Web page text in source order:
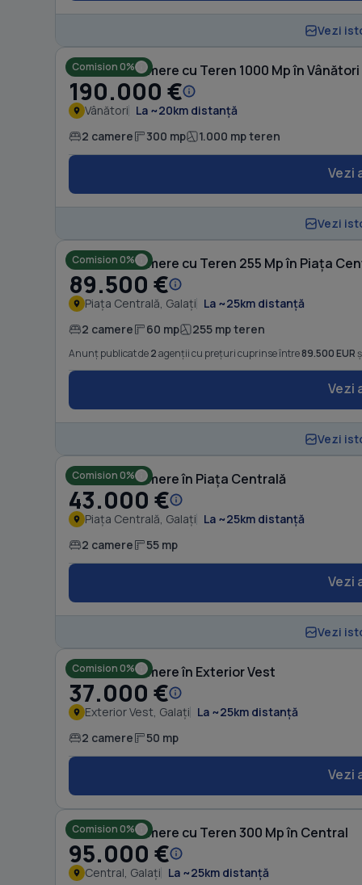
Vezi
Comision 0%
Casă cu 2 camere cu Teren 1000 Mp în Vânători
190.000 €
Vânători La ~20km distanță
2 camere 300 mp 1.000 mp teren
Vezi
Vezi
Comision 0%
Casă cu 2 camere cu Teren 255 Mp în Piața
89.500 €
Piața Centrală, Galați La ~25km distanță
2 camere 60 mp 255 mp teren
Anunț publicat de2agenții cu prețuri cuprinse între89.500 EUR
Vezi
Vezi
Comision 0%
Casă cu 2 camere în Piața Centrală
43.000 €
Piața Centrală, Galați La ~25km distanță
2 camere 55 mp
Vezi
Vezi
Comision 0%
Casă cu 2 camere în Exterior Vest
37.000 €
Exterior Vest, Galați La ~25km distanță
2 camere 50 mp
Vezi
Comision 0%
Casă cu 2 camere cu Teren 300 Mp în Central
95.000 €
Central, Galați La ~25km distanță